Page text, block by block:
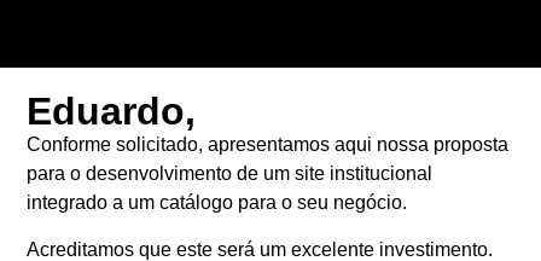
Eduardo,
Conforme solicitado, apresentamos aqui nossa proposta
para o desenvolvimento de um site institucional
integrado a um catálogo para o seu negócio.
Acreditamos que este será um excelente investimento.